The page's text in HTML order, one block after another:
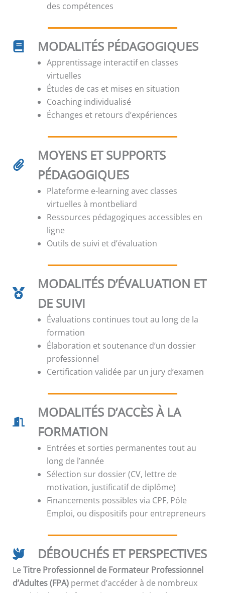
des compétences
MODALITÉS PÉDAGOGIQUES
Apprentissage interactif en classes
virtuelles
Études de cas et mises en situation
Coaching individualisé
Échanges et retours d’expériences
MOYENS ET SUPPORTS
PÉDAGOGIQUES
Plateforme e-learning avec classes
virtuelles à montbeliard
Ressources pédagogiques accessibles en
ligne
Outils de suivi et d’évaluation
MODALITÉS D’ÉVALUATION ET
DE SUIVI
Évaluations continues tout au long de la
formation
Élaboration et soutenance d’un dossier
professionnel
Certification validée par un jury d’examen
MODALITÉS D’ACCÈS À LA
FORMATION
Entrées et sorties permanentes tout au
long de l’année
Sélection sur dossier (CV, lettre de
motivation, justificatif de diplôme)
Financements possibles via CPF, Pôle
Emploi, ou dispositifs pour entrepreneurs
DÉBOUCHÉS ET PERSPECTIVES
Le Titre Professionnel de Formateur Professionnel
d’Adultes (FPA) permet d’accéder à de nombreux